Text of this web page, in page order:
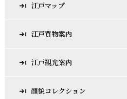
江戸マップ
江戸買物案内
江戸観光案内
顔貌コレクション